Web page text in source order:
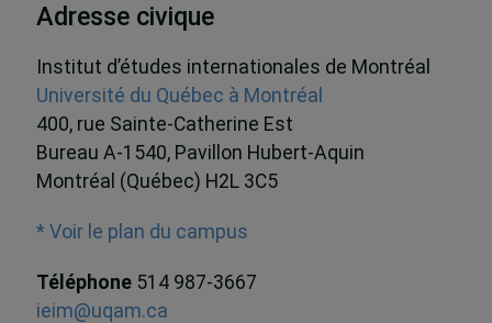
Adresse civique
Institut d’études internationales de Montréal
Université du Québec à Montréal
400, rue Sainte-Catherine Est
Bureau A-1540, Pavillon Hubert-Aquin
Montréal (Québec) H2L 3C5
* Voir le plan du campus
Téléphone 514 987-3667
ieim@uqam.ca